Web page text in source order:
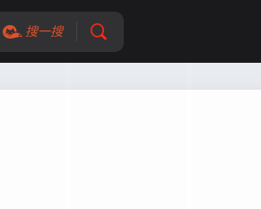
搜一搜